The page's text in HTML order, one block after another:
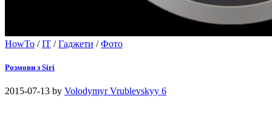
HowTo /IT /Гаджети /Фото
Розмови з Siri
2015-07-13 by Volodymyr Vrublevskyy 6